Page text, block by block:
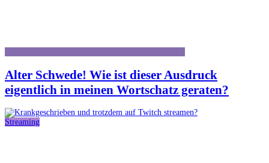
Alter Schwede! Wie ist dieser Ausdruck
eigentlich in meinen Wortschatz geraten?
Streaming